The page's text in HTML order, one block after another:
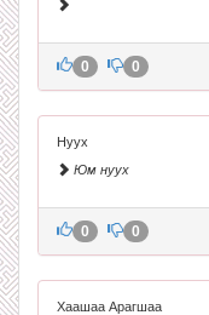
0 0
Нуух
Юм нуух
0 0
Хаашаа Арагшаа